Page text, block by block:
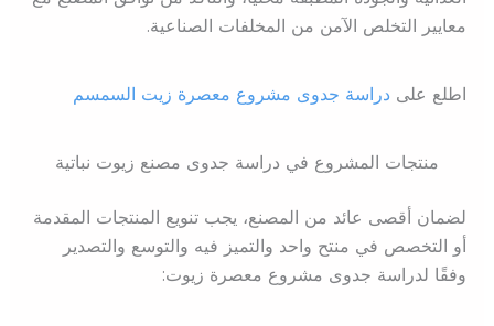
معايير التخلص الآمن من المخلفات الصناعية.
اطلع على دراسة جدوى مشروع معصرة زيت السمسم
منتجات المشروع في دراسة جدوى مصنع زيوت نباتية
لضمان أقصى عائد من المصنع، يجب تنويع المنتجات المقدمة
أو التخصص في منتح واحد والتميز فيه والتوسع والتصدير
وفقًا لدراسة جدوى مشروع معصرة زيوت: